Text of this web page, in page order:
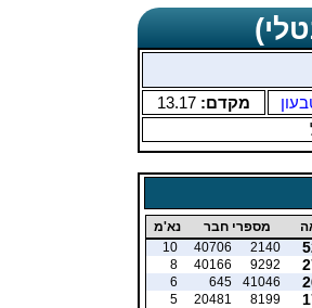
מקדם: 13.17
מספרי חבר
נא'מ
2140
40706
10
9292
40166
8
41046
645
6
8199
20481
5